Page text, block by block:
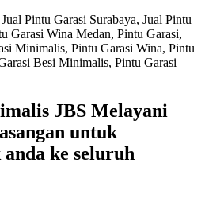
Pintu Garasi Surabaya, Jual Pintu
Garasi Wina Medan, Pintu Garasi,
Minimalis, Pintu Garasi Wina, Pintu
Besi Minimalis, Pintu Garasi
JBS Melayani
untuk
ke seluruh